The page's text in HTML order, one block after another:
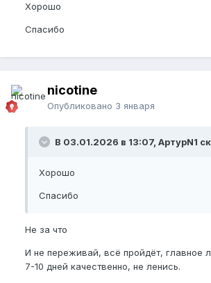
Хорошо
Спасибо
nicotine
Опубликовано 3 января
В 03.01.2026 в 13:07, АртурN1
Хорошо
Спасибо
Не за что
И не переживай, всё пройдёт, главное
7-10 дней качественно, не ленись.